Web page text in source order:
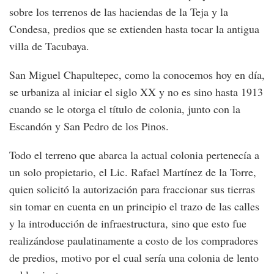
sobre los terrenos de las haciendas de la Teja y la
Condesa, predios que se extienden hasta tocar la antigua
villa de Tacubaya.
San Miguel Chapultepec, como la conocemos hoy en día,
se urbaniza al iniciar el siglo XX y no es sino hasta 1913
cuando se le otorga el título de colonia, junto con la
Escandón y San Pedro de los Pinos.
Todo el terreno que abarca la actual colonia pertenecía a
un solo propietario, el Lic. Rafael Martínez de la Torre,
quien solicitó la autorización para fraccionar sus tierras
sin tomar en cuenta en un principio el trazo de las calles
y la introducción de infraestructura, sino que esto fue
realizándose paulatinamente a costo de los compradores
de predios, motivo por el cual sería una colonia de lento